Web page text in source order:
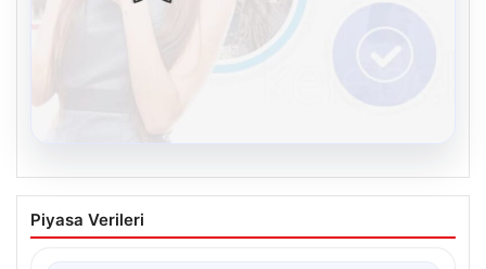
Kelebek sohbet platformu İle Sanal
İletişimin Seviyeli Adresi Ve Chat
Piyasa Verileri